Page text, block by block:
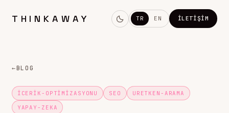
THINKAWAY TR EN İLETIŞIM
←BLOG
ICERIK-OPTIMIZASYONU SEO
URETKEN-ARAMA
YAPAY-ZEKA